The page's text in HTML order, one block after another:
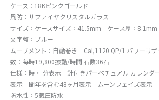
ケース：18Kピンクゴールド
風防：サファイヤクリスタルガラス
サイズ：ケースサイズ：41.5mm ケース厚：8.1mm
文字盤：ブルー
ムーブメント：自動巻き Cal,1120 QP/1 パワーリザ
数：毎時19,800振動/時間 石数36石
仕様：時・ 分表示 針付きパーペチュアル カレンダ
表示 閏年を含む48ヶ月表示 ムーンフェイズ表示
防水性：5気圧防水